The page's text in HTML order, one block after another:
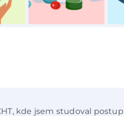
kde jsem studoval